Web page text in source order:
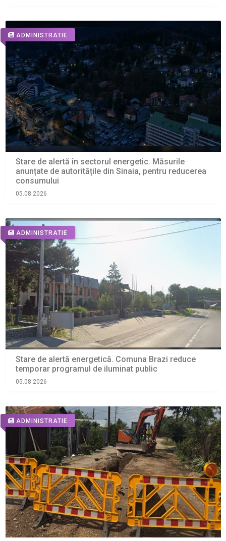
ADMINISTRATIE
Stare de alertă în sectorul energetic. Măsurile
anunțate de autoritățile din Sinaia, pentru reducerea
consumului
05.08.2026
ADMINISTRATIE
Stare de alertă energetică. Comuna Brazi reduce
temporar programul de iluminat public
05.08.2026
ADMINISTRATIE